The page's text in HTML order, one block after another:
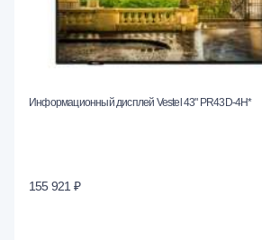
Информационный дисплей Vestel 43" PR43D-4H*
155 921 ₽